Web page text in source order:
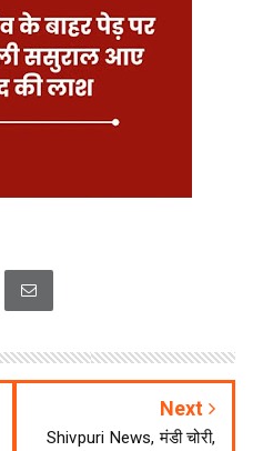
Next
Shivpuri News, मंडी चोरी,